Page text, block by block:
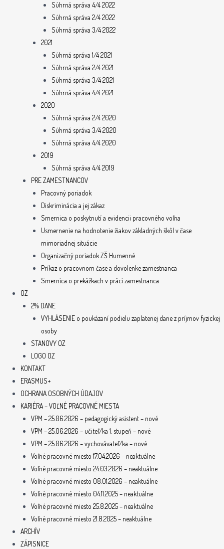
Súhrná správa 4/4 2022
Súhrná správa 2/4 2022
Súhrná správa 3/4 2022
2021
Súhrná správa 1/4 2021
Súhrná správa 2/4 2021
Súhrná správa 3/4 2021
Súhrná správa 4/4 2021
2020
Súhrná správa 2/4 2020
Súhrná správa 3/4 2020
Súhrná správa 4/4 2020
2019
Súhrná správa 4/4 2019
PRE ZAMESTNANCOV
Pracovný poriadok
Diskriminácia a jej zákaz
Smernica o poskytnutí a evidencii pracovného voľna
Usmernenie na hodnotenie žiakov základných škôl v čase
mimoriadnej situácie
Organizačný poriadok ZŠ Humenné
Príkaz o pracovnom čase a dovolenke zamestnanca
Smernica o prekážkach v práci zamestnanca
OZ
2% DANE
VYHLÁSENIE o poukázaní podielu zaplatenej dane z príjmov fyzickej
osoby
STANOVY OZ
LOGO OZ
KONTAKT
ERASMUS+
OCHRANA OSOBNÝCH ÚDAJOV
KARIÉRA – VOĽNÉ PRACOVNÉ MIESTA
VPM – 25.06.2026 – pedagogický asistent – nové
VPM – 25.06.2026 – učiteľ/ka 1. stupeň – nové
VPM – 25.06.2026 – vychovávateľ/ka – nové
Voľné pracovné miesto 17.04.2026 – neaktuálne
Voľné pracovné miesto 24.03.2026 – neaktuálne
Voľné pracovné miesto 08.01.2026 – neaktuálne
Voľné pracovné miesto 04.11.2025 – neaktuálne
Voľné pracovné miesto 25.8.2025 – neaktuálne
Voľné pracovné miesto 21.8.2025 – neaktuálne
ARCHÍV
ZÁPISNICE